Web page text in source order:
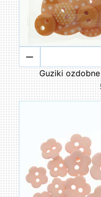
Guziki